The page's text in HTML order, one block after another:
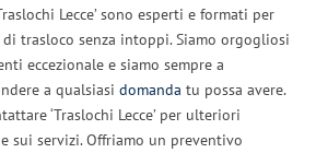
Lecce’ sono esperti e formati per
trasloco senza intoppi. Siamo orgogliosi
eccezionale e siamo sempre a
a qualsiasi domanda tu possa avere.
‘Traslochi Lecce’ per ulteriori
e sui servizi. Offriamo un preventivo